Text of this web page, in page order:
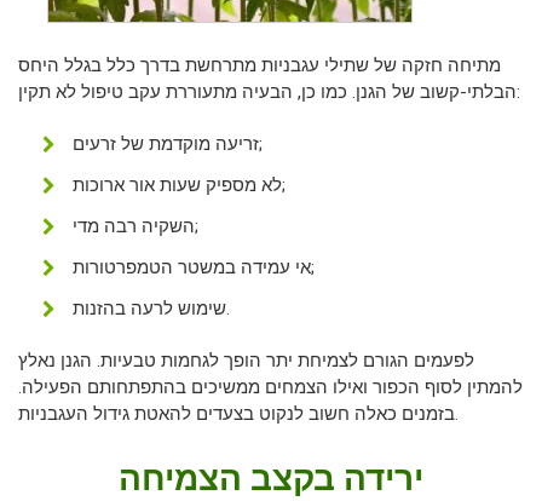
מתיחה חזקה של שתילי עגבניות מתרחשת בדרך כלל בגלל היחס
הבלתי-קשוב של הגנן. כמו כן, הבעיה מתעוררת עקב טיפול לא תקין:
זריעה מוקדמת של זרעים;
לא מספיק שעות אור ארוכות;
השקיה רבה מדי;
אי עמידה במשטר הטמפרטורות;
שימוש לרעה בהזנות.
לפעמים הגורם לצמיחת יתר הופך לגחמות טבעיות. הגנן נאלץ
להמתין לסוף הכפור ואילו הצמחים ממשיכים בהתפתחותם הפעילה.
בזמנים כאלה חשוב לנקוט בצעדים להאטת גידול העגבניות.
ירידה בקצב הצמיחה